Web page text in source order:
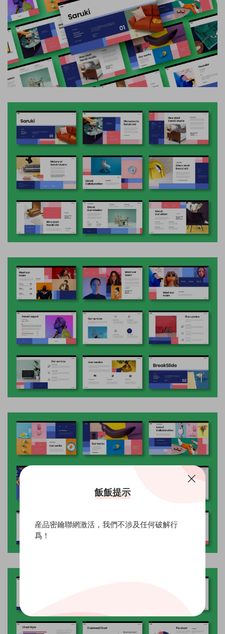
飯飯提示
産品密鑰聯網激活，我們不涉及任何破解行
爲！